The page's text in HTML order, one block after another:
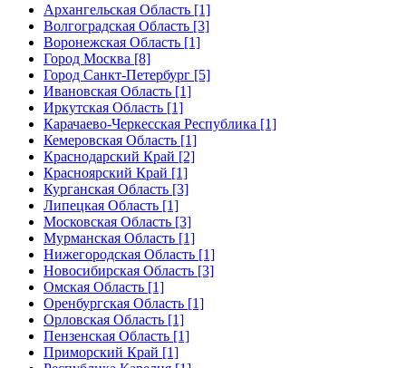
Архангельская Область [1]
Волгоградская Область [3]
Воронежская Область [1]
Город Москва [8]
Город Санкт-Петербург [5]
Ивановская Область [1]
Иркутская Область [1]
Карачаево-Черкесская Республика [1]
Кемеровская Область [1]
Краснодарский Край [2]
Красноярский Край [1]
Курганская Область [3]
Липецкая Область [1]
Московская Область [3]
Мурманская Область [1]
Нижегородская Область [1]
Новосибирская Область [3]
Омская Область [1]
Оренбургская Область [1]
Орловская Область [1]
Пензенская Область [1]
Приморский Край [1]